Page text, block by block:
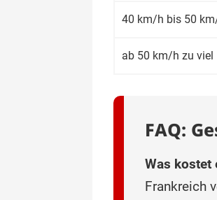
40 km/h bis 50
ab 50 km/h zu viel
FAQ:
Was kostet
Frankreich